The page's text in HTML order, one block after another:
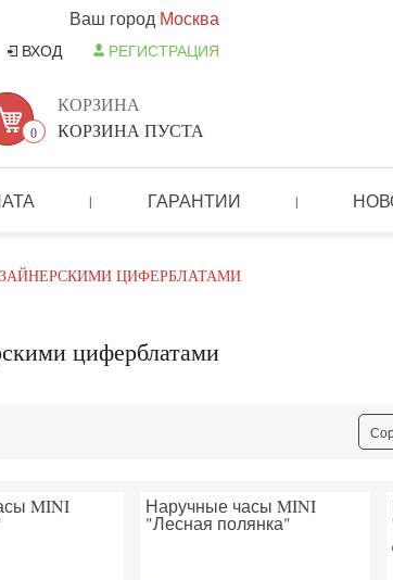
Ваш город Москва
ВХОД РЕГИСТРАЦИЯ
0
КОРЗИНА
КОРЗИНА ПУСТА
| ГАРАНТИИ |
ЦИФЕРБЛАТАМИ
циферблатами
MINI Наручные часы MINI
"Лесная полянка"